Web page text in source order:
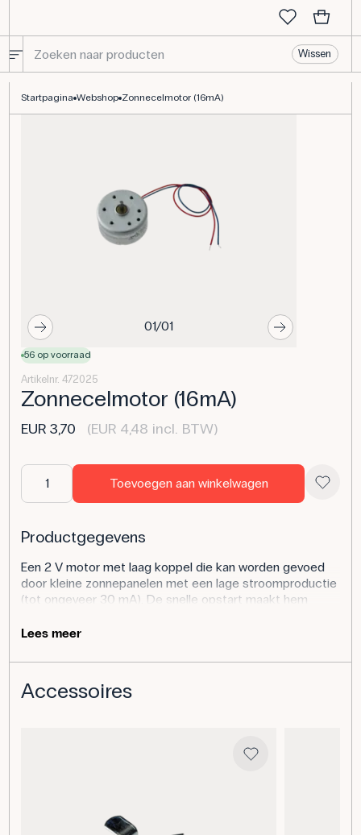
Wissen
Startpagina Webshop Zonnecelmotor (16mA)
01/01
56 op voorraad
Artikelnr. 472025
Zonnecelmotor (16mA)
EUR 3,70 (EUR 4,48 incl. BTW)
Toevoegen aan winkelwagen
Productgegevens
Een 2 V motor met laag koppel die kan worden gevoed
door kleine zonnepanelen met een lage stroomproductie
(tot ongeveer 30 mA). De snelle opstart maakt hem
lichtafhankelijke energie.
Toepassing van het product
Bij natuurwetenschappen/technologie en natuurkunde
kunnen de verlichting en de belasting variëren om de
Lees meer
Accessoires